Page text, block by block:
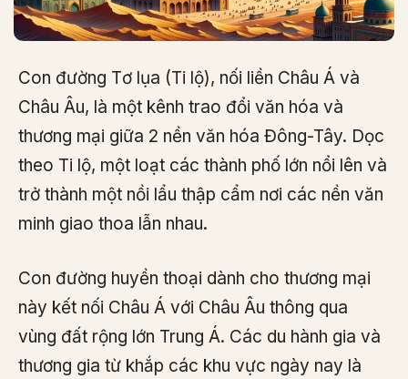
Con đường Tơ lụa (Ti lộ), nối liền Châu Á và
Châu Âu, là một kênh trao đổi văn hóa và
thương mại giữa 2 nền văn hóa Đông-Tây. Dọc
theo Ti lộ, một loạt các thành phố lớn nổi lên và
trở thành một nồi lẩu thập cẩm nơi các nền văn
minh giao thoa lẫn nhau.
Con đường huyền thoại dành cho thương mại
này kết nối Châu Á với Châu Âu thông qua
vùng đất rộng lớn Trung Á. Các du hành gia và
thương gia từ khắp các khu vực ngày nay là